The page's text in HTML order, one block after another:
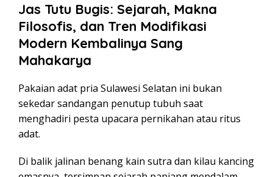
Jas Tutu Bugis: Sejarah, Makna
Filosofis, dan Tren Modifikasi
Modern Kembalinya Sang
Mahakarya
Pakaian adat pria Sulawesi Selatan ini bukan
sekedar sandangan penutup tubuh saat
menghadiri pesta upacara pernikahan atau ritus
adat.
Di balik jalinan benang kain sutra dan kilau kancing